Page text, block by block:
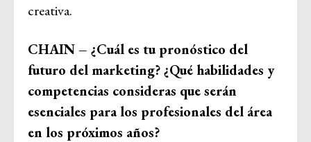
creativa.
CHAIN – ¿Cuál es tu pronóstico del
futuro del marketing? ¿Qué habilidades y
competencias consideras que serán
esenciales para los profesionales del área
en los próximos años?